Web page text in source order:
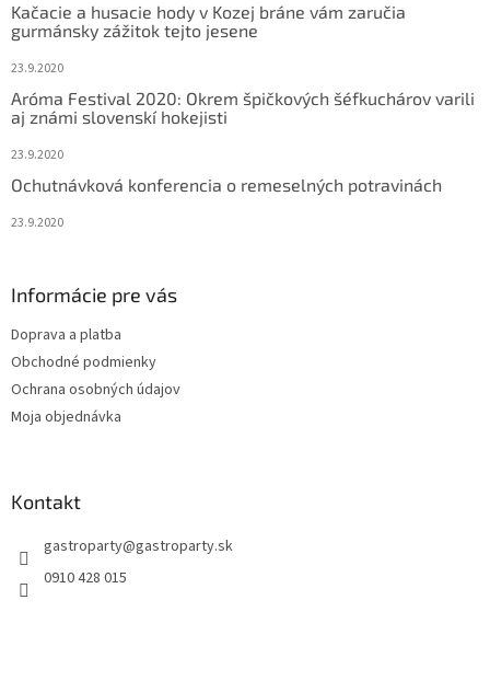
v
k
v
ý
u
Kačacie a husacie hody v Kozej bráne vám zaručia
gurmánsky zážitok tejto jesene
23.9.2020
Aróma Festival 2020: Okrem špičkových šéfkuchárov varili
aj známi slovenskí hokejisti
23.9.2020
Ochutnávková konferencia o remeselných potravinách
23.9.2020
Informácie pre vás
Doprava a platba
Obchodné podmienky
Ochrana osobných údajov
Moja objednávka
Kontakt
gastroparty@gastroparty.sk
0910 428 015